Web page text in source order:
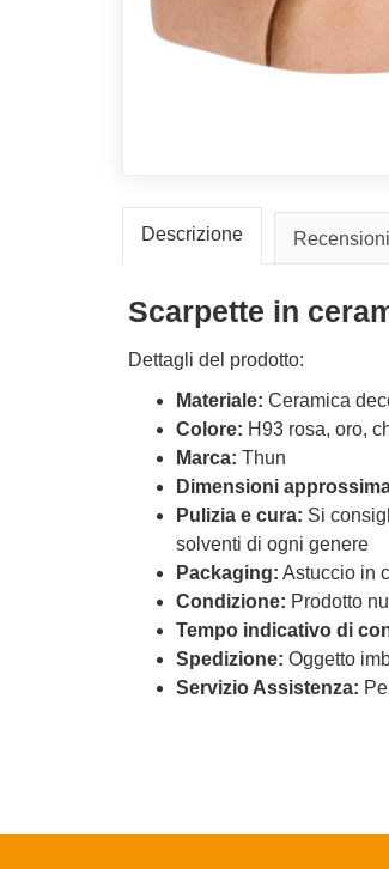
Descrizione Recensioni
Scarpette in
Dettagli del prodotto:
Materiale: Ceramica
Colore: H93 rosa, oro,
Marca: Thun
Dimensioni
Pulizia e cura: Si
solventi di ogni genere
Packaging: Astuccio in
Condizione: Prodotto
Tempo indicativo di
Spedizione: Oggetto
Servizio Assistenza: